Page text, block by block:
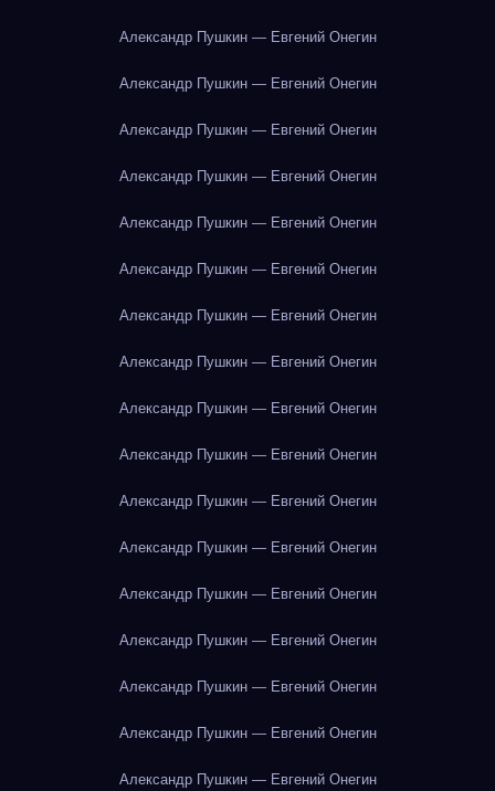
Александр Пушкин — Евгений Онегин
Александр Пушкин — Евгений Онегин
Александр Пушкин — Евгений Онегин
Александр Пушкин — Евгений Онегин
Александр Пушкин — Евгений Онегин
Александр Пушкин — Евгений Онегин
Александр Пушкин — Евгений Онегин
Александр Пушкин — Евгений Онегин
Александр Пушкин — Евгений Онегин
Александр Пушкин — Евгений Онегин
Александр Пушкин — Евгений Онегин
Александр Пушкин — Евгений Онегин
Александр Пушкин — Евгений Онегин
Александр Пушкин — Евгений Онегин
Александр Пушкин — Евгений Онегин
Александр Пушкин — Евгений Онегин
Александр Пушкин — Евгений Онегин